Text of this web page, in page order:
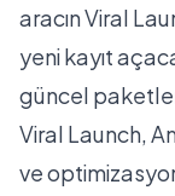
aracın Viral
yeni kayıt
güncel
Viral Launch,
ve